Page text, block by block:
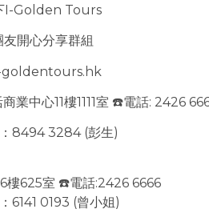
I-Golden Tours
開心分享群組
goldentours.hk
業中心11樓1111室 ☎️電話: 2426
8494 3284 (彭生)
樓625室 ☎️電話:2426 6666
6141 0193 (曾小姐)